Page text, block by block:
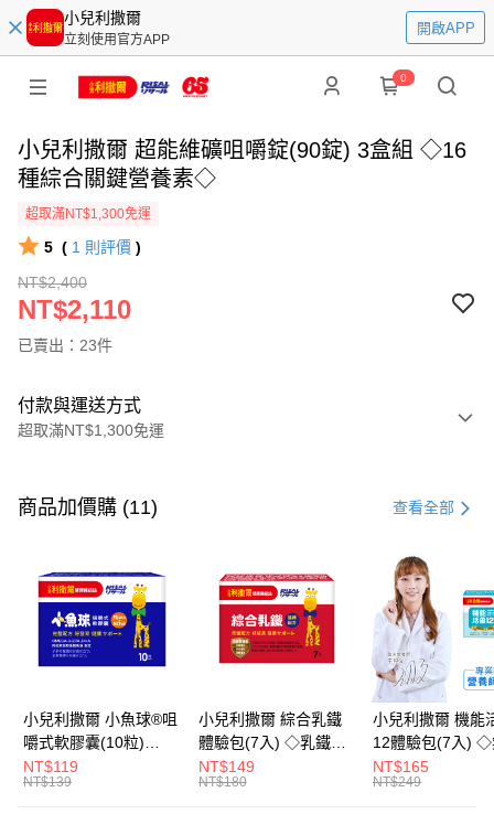
小兒利撒爾
立刻使用官方APP
開啟APP
0
小兒利撒爾 超能維礦咀嚼錠(90錠) 3盒組 ◇16
種綜合關鍵營養素◇
超取滿NT$1,300免運
5 ( 1 則評價 )
NT$2,400
NT$2,110
已賣出：23件
付款與運送方式
超取滿NT$1,300免運
信用卡一次付款
LINE Pay
Apple Pay
街口支付
悠遊付
Google Pay
全盈+PAY
商品加價購 (11) 查看全部
小兒利撒爾 小魚球®咀
嚼式軟膠囊(10粒)
◇OMEGA-
3(EPA+DHA)+rTG型魚
NT$119
NT$139
小兒利撒爾 綜合乳鐵
體驗包(7入) ◇乳鐵蛋
白+藻精蛋白+DHA藻
油+專利大豆卵磷脂 成
NT$149
NT$180
小兒利撒爾 機能
12體驗包(7入) ◇
糖添加◇
NT$165
NT$249